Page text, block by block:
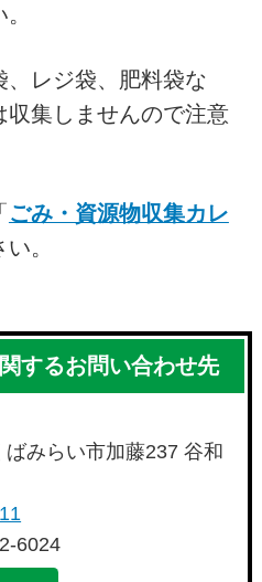
レジ袋、肥料袋な
収集しませんので注意
ごみ・資源物収集カレ
。
するお問い合わせ先
みらい市加藤237 谷和
6024